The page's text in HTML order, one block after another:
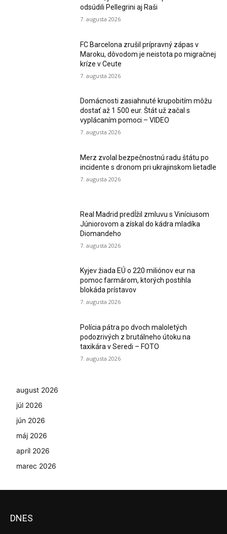
odsúdili Pellegrini aj Raši
7. augusta 2026
FC Barcelona zrušil prípravný zápas v
Maroku, dôvodom je neistota po migračnej
kríze v Ceute
7. augusta 2026
Domácnosti zasiahnuté krupobitím môžu
dostať až 1 500 eur. Štát už začal s
vyplácaním pomoci – VIDEO
7. augusta 2026
Merz zvolal bezpečnostnú radu štátu po
incidente s dronom pri ukrajinskom lietadle
7. augusta 2026
Real Madrid predĺžil zmluvu s Viníciusom
Júniorovom a získal do kádra mladíka
Diomandeho
7. augusta 2026
Kyjev žiada EÚ o 220 miliónov eur na
pomoc farmárom, ktorých postihla
blokáda prístavov
7. augusta 2026
Polícia pátra po dvoch maloletých
podozrivých z brutálneho útoku na
taxikára v Seredi – FOTO
7. augusta 2026
august 2026
júl 2026
jún 2026
máj 2026
apríl 2026
marec 2026
DNES